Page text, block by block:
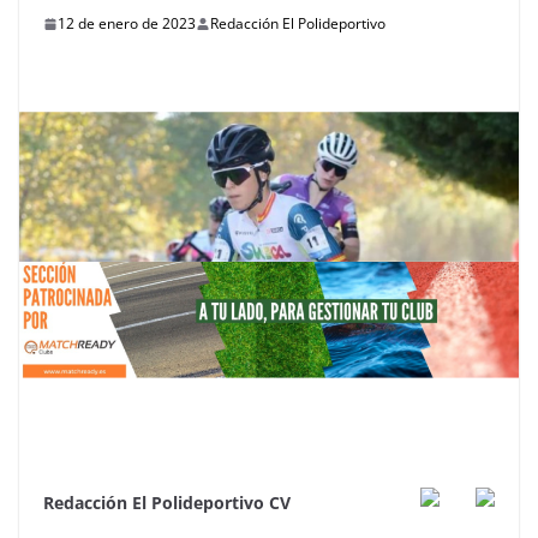
12 de enero de 2023 Redacción El Polideportivo
Redacción El Polideportivo CV